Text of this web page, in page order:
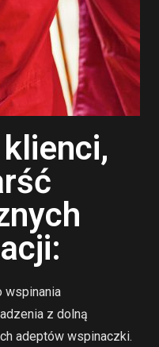
wspinania
z dolną
adeptów wspinaczki.